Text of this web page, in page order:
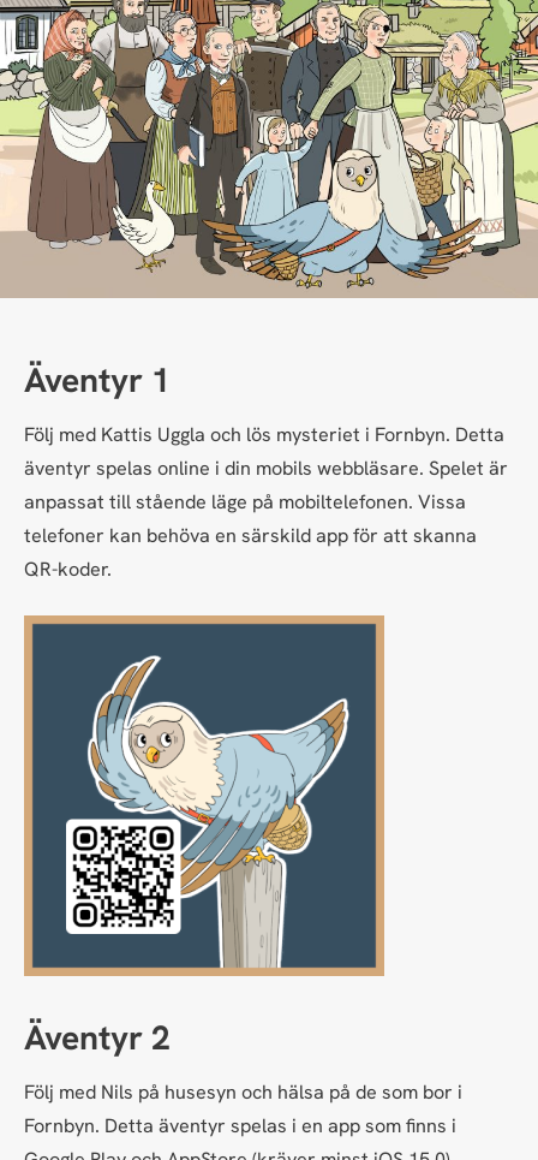
Äventyr 1
Följ med Kattis Uggla och lös mysteriet i Fornbyn. Detta
äventyr spelas online i din mobils webbläsare. Spelet är
anpassat till stående läge på mobiltelefonen. Vissa
telefoner kan behöva en särskild app för att skanna
QR-koder.
Äventyr 2
Följ med Nils på husesyn och hälsa på de som bor i
Fornbyn. Detta äventyr spelas i en app som finns i